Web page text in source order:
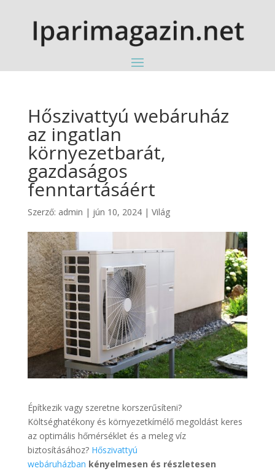
Hőszivattyú webáruház
az ingatlan
környezetbarát,
gazdaságos
fenntartásáért
Szerző: admin | jún 10, 2024| Világ
Építkezik vagy szeretne korszerűsíteni?
Költséghatékony és környezetkímélő megoldást keres
az optimális hőmérséklet és a meleg víz
biztosításához? Hőszivattyú
webáruházban kényelmesen és részletesen